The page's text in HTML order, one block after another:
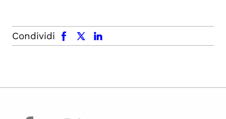
Condividi
facebook x.com linkedin